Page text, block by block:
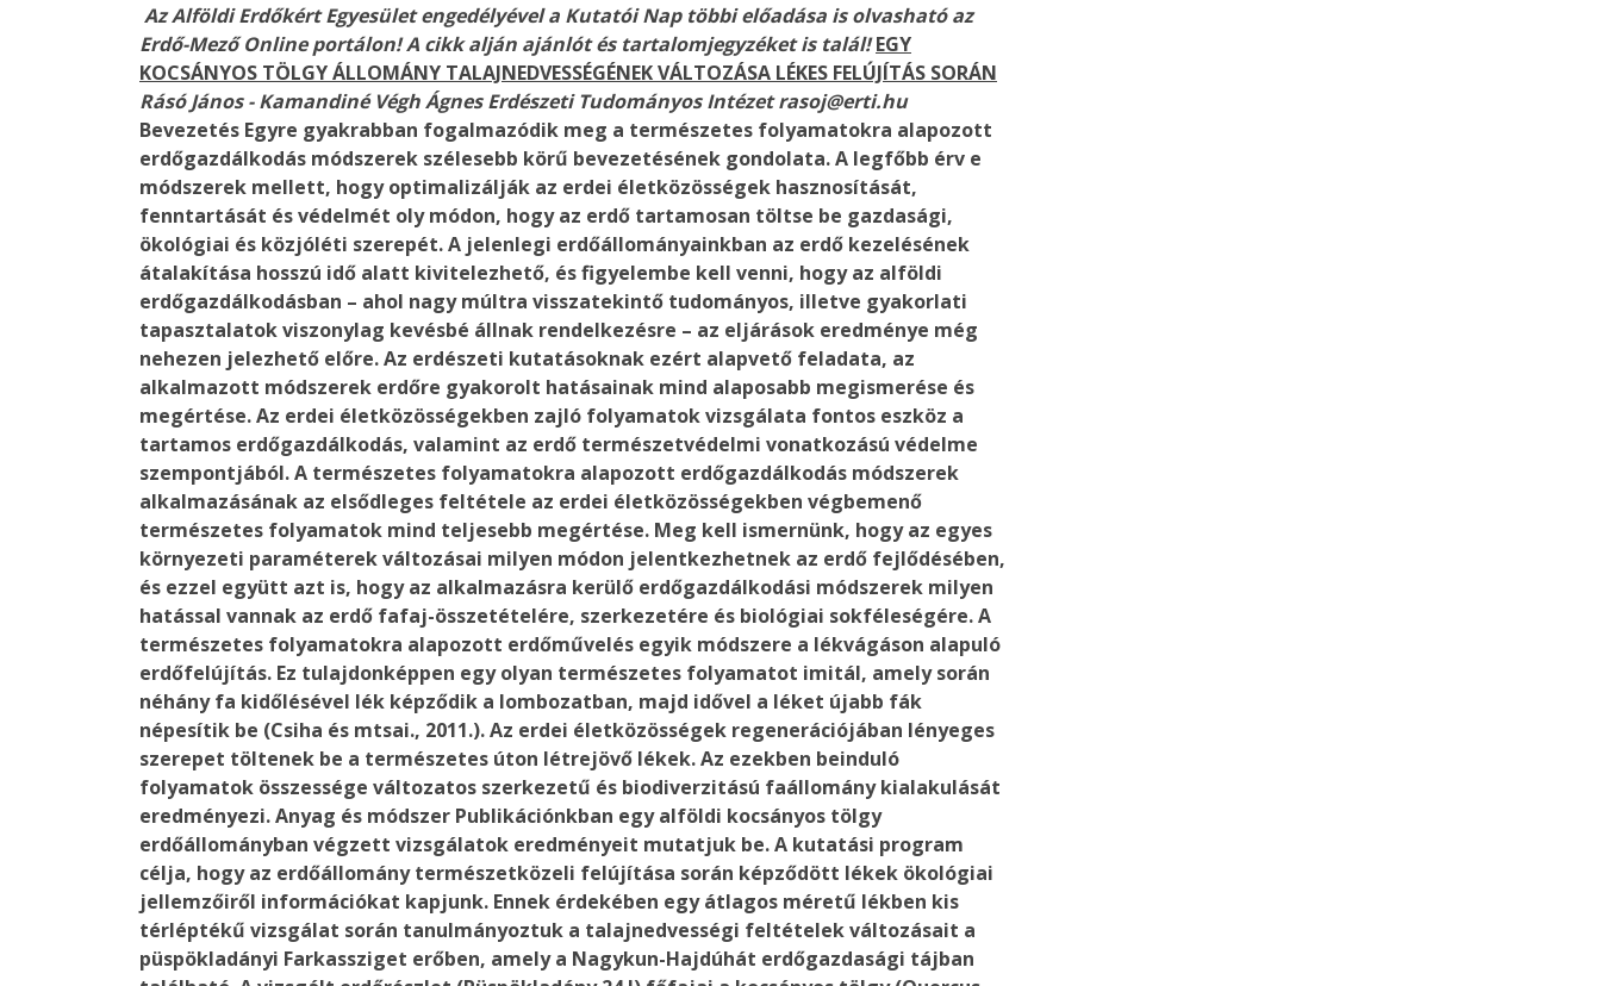
Az Alföldi Erdőkért Egyesület engedélyével a Kutatói Nap többi előadása is olvasható az
Erdő-Mező Online portálon! A cikk alján ajánlót és tartalomjegyzéket is talál! EGY
KOCSÁNYOS TÖLGY ÁLLOMÁNY TALAJNEDVESSÉGÉNEK VÁLTOZÁSA LÉKES FELÚJÍTÁS SORÁN
Rásó János - Kamandiné Végh Ágnes Erdészeti Tudományos Intézet rasoj@erti.hu
Bevezetés Egyre gyakrabban fogalmazódik meg a természetes folyamatokra alapozott
erdőgazdálkodás módszerek szélesebb körű bevezetésének gondolata. A legfőbb érv e
módszerek mellett, hogy optimalizálják az erdei életközösségek hasznosítását,
fenntartását és védelmét oly módon, hogy az erdő tartamosan töltse be gazdasági,
ökológiai és közjóléti szerepét. A jelenlegi erdőállományainkban az erdő kezelésének
átalakítása hosszú idő alatt kivitelezhető, és figyelembe kell venni, hogy az alföldi
erdőgazdálkodásban – ahol nagy múltra visszatekintő tudományos, illetve gyakorlati
tapasztalatok viszonylag kevésbé állnak rendelkezésre – az eljárások eredménye még
nehezen jelezhető előre. Az erdészeti kutatásoknak ezért alapvető feladata, az
alkalmazott módszerek erdőre gyakorolt hatásainak mind alaposabb megismerése és
megértése. Az erdei életközösségekben zajló folyamatok vizsgálata fontos eszköz a
tartamos erdőgazdálkodás, valamint az erdő természetvédelmi vonatkozású védelme
szempontjából. A természetes folyamatokra alapozott erdőgazdálkodás módszerek
alkalmazásának az elsődleges feltétele az erdei életközösségekben végbemenő
természetes folyamatok mind teljesebb megértése. Meg kell ismernünk, hogy az egyes
környezeti paraméterek változásai milyen módon jelentkezhetnek az erdő fejlődésében,
és ezzel együtt azt is, hogy az alkalmazásra kerülő erdőgazdálkodási módszerek milyen
hatással vannak az erdő fafaj-összetételére, szerkezetére és biológiai sokféleségére. A
természetes folyamatokra alapozott erdőművelés egyik módszere a lékvágáson alapuló
erdőfelújítás. Ez tulajdonképpen egy olyan természetes folyamatot imitál, amely során
néhány fa kidőlésével lék képződik a lombozatban, majd idővel a léket újabb fák
népesítik be (Csiha és mtsai., 2011.). Az erdei életközösségek regenerációjában lényeges
szerepet töltenek be a természetes úton létrejövő lékek. Az ezekben beinduló
folyamatok összessége változatos szerkezetű és biodiverzitású faállomány kialakulását
eredményezi.Anyag és módszer Publikációnkban egy alföldi kocsányos tölgy
erdőállományban végzett vizsgálatok eredményeit mutatjuk be. A kutatási program
célja, hogy az erdőállomány természetközeli felújítása során képződött lékek ökológiai
jellemzőiről információkat kapjunk. Ennek érdekében egy átlagos méretű lékben kis
térléptékű vizsgálat során tanulmányoztuk a talajnedvességi feltételek változásait a
püspökladányi Farkassziget erőben, amely a Nagykun-Hajdúhát erdőgazdasági tájban